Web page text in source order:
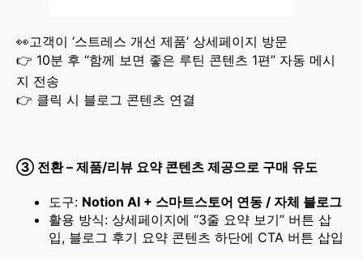
👀고객이 ‘스트레스 개선 제품’ 상세페이지 방문
👉 10분 후 “함께 보면 좋은 루틴 콘텐츠 1편” 자동 메시
지 전송
👉 클릭 시 블로그 콘텐츠 연결
③ 전환 – 제품/리뷰 요약 콘텐츠 제공으로 구매 유도
도구: Notion AI + 스마트스토어 연동 / 자체 블로그
활용 방식: 상세페이지에 “3줄 요약 보기” 버튼 삽
입, 블로그 후기 요약 콘텐츠 하단에 CTA 버튼 삽입